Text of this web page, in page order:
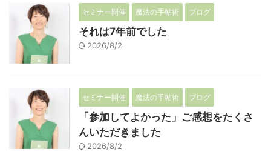
セミナー開催 魔法の手帖術 ブログ
それは7年前でした
2026/8/2
セミナー開催 魔法の手帖術 ブログ
「参加してよかった」ご感想をたくさ
んいただきました
2026/8/2